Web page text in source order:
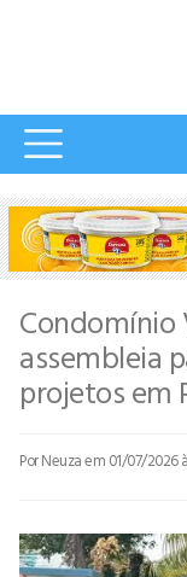
Condomínio
assembleia
projetos em
Por Neuzaem 01/07/2026